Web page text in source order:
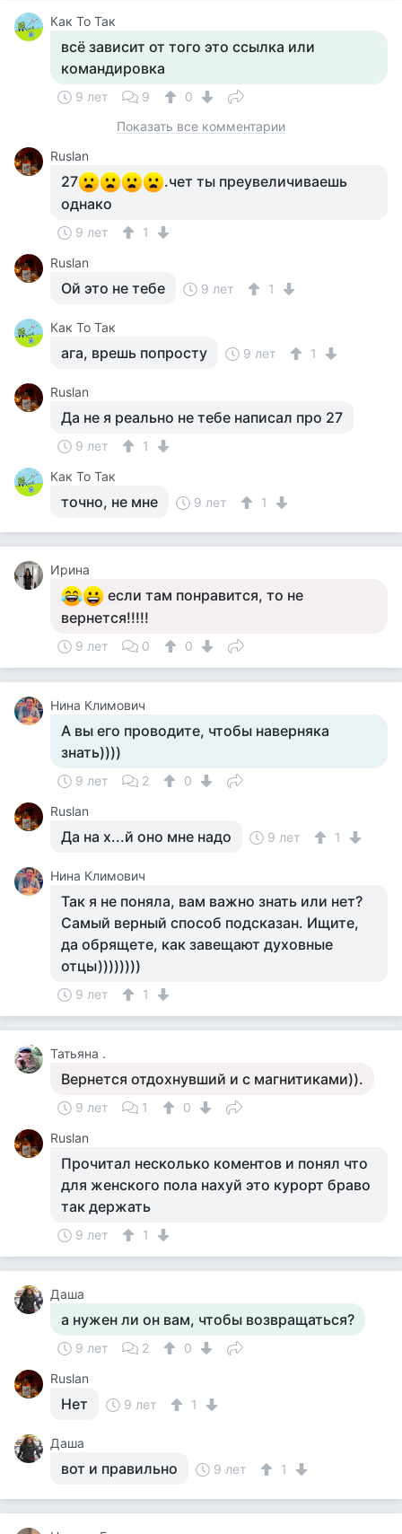
Как То Так
всё зависит от того это ссылка или
командировка
9 лет 9
0
Показать все комментарии
Ruslan
27
.чет ты преувеличиваешь
однако
9 лет
1
Ruslan
Ой это не тебе 9 лет 1
Как То Так
ага, врешь попросту 9 лет 1
Ruslan
Да не я реально не тебе написал про 27
9 лет
1
Как То Так
точно, не мне 9 лет 1
Ирина
если там понравится, то не
вернется!!!!!
9 лет 0 0
Нина Климович
А вы его проводите, чтобы наверняка
знать))))
9 лет 2
0
Ruslan
Да на х...й оно мне надо 9 лет 1
Нина Климович
Так я не поняла, вам важно знать или нет?
Самый верный способ подсказан. Ищите,
да обрящете, как завещают духовные
отцы))))))))
9 лет 1
Татьяна .
Вернется отдохнувший и с магнитиками)).
9 лет 1
0
Ruslan
Прочитал несколько коментов и понял что
для женского пола нахуй это курорт браво
так держать
9 лет 1
Даша
а нужен ли он вам, чтобы возвращаться?
9 лет 2
0
Ruslan
Нет 9 лет 1
Даша
вот и правильно 9 лет 1